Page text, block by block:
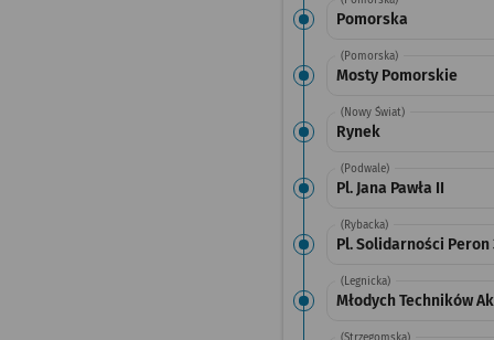
Pomorska
(Pomorska)
Mosty Pomorskie
(Nowy Świat)
Rynek
(Podwale)
Pl. Jana Pawła II
(Rybacka)
Pl. Solidarności Peron
(Legnicka)
Młodych Techników